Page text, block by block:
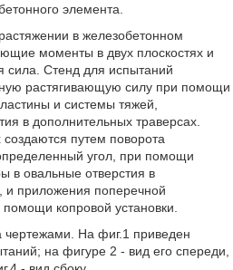
элемента.
в железобетонном
моменты в двух плоскостях и
сила. Стенд для испытаний
растягивающую силу при помощи
и системы тяжей,
в дополнительных траверсах.
путем поворота
угол, при помощи
в овальные отверстия в
и приложения поперечной
копровой установки.
На фиг.1 приведен
на фигуре 2 - вид его спереди,